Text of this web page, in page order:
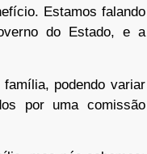
Estamos falando
do Estado, e a
podendo variar
por uma comissão